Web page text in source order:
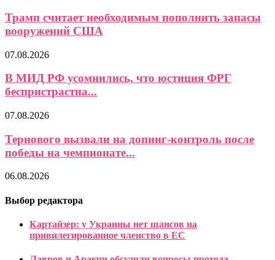
Трамп считает необходимым пополнить запасы
вооружений США
07.08.2026
В МИД РФ усомнились, что юстиция ФРГ
беспристрастна...
07.08.2026
Тернового вызвали на допинг-контроль после
победы на чемпионате...
06.08.2026
Выбор редактора
Картайзер: у Украины нет шансов на
привилегированное членство в ЕС